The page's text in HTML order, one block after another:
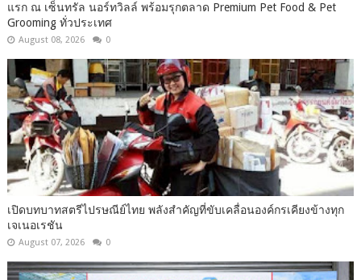
แรก ณ เซ็นทรัล นอร์ทวิลล์ พร้อมรุกตลาด Premium Pet Food & Pet
Grooming ทั่วประเทศ
August 08, 2026 0
เปิดบทบาทสตรีไปรษณีย์ไทย พลังสำคัญที่ขับเคลื่อนองค์กรเคียงข้างทุก
เจเนอเรชัน
August 07, 2026 0